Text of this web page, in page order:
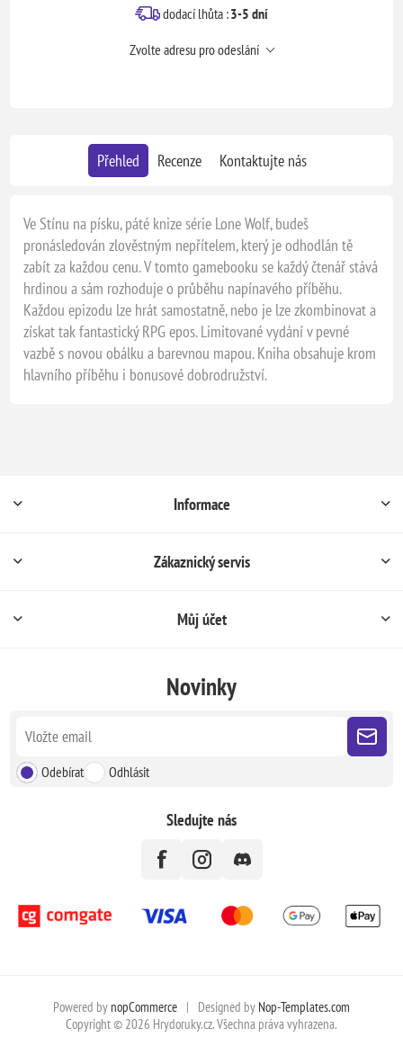
dodací lhůta :3-5 dní
Zvolte adresu pro odeslání
Přehled Recenze Kontaktujte nás
Ve Stínu na písku, páté knize série Lone Wolf, budeš
pronásledován zlověstným nepřítelem, který je odhodlán tě
zabít za každou cenu. V tomto gamebooku se každý čtenář stává
hrdinou a sám rozhoduje o průběhu napínavého příběhu.
Každou epizodu lze hrát samostatně, nebo je lze zkombinovat a
získat tak fantastický RPG epos. Limitované vydání v pevné
vazbě s novou obálku a barevnou mapou. Kniha obsahuje krom
hlavního příběhu i bonusové dobrodružství.
Informace
Zákaznický servis
Můj účet
Novinky
Odebírat Odhlásit
Sledujte nás
Powered by nopCommerce | Designed by Nop-Templates.com
Copyright © 2026 Hrydoruky.cz. Všechna práva vyhrazena.